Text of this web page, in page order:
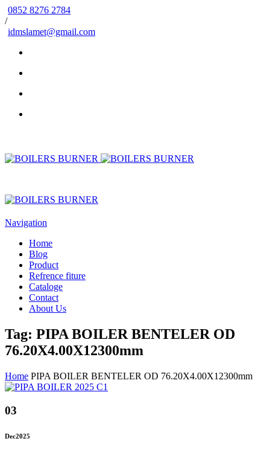
0852 8276 2784
/
idmslamet@gmail.com
Navigation
Home
Blog
Product
Refrence fiture
Cataloge
Contact
About Us
Tag: PIPA BOILER BENTELER OD
76.20X4.00X12300mm
Home PIPA BOILER BENTELER OD 76.20X4.00X12300mm
03
Dec2025